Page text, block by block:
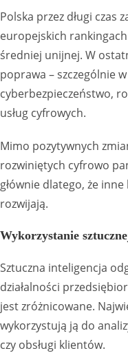
Polska przez długi czas
europejskich
średniej unijnej. W
poprawa – szczególnie
cyberbezpieczeństwo,
usług cyfrowych.
Mimo pozytywnych
rozwiniętych cyfrowo
głównie dlatego, że
rozwijają.
Wykorzystanie
Sztuczna inteligencja
działalności
jest zróżnicowane.
wykorzystują ją do
czy obsługi klientów.